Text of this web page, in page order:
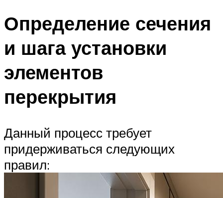
Определение сечения
и шага установки
элементов
перекрытия
Данный процесс требует
придерживаться следующих
правил: